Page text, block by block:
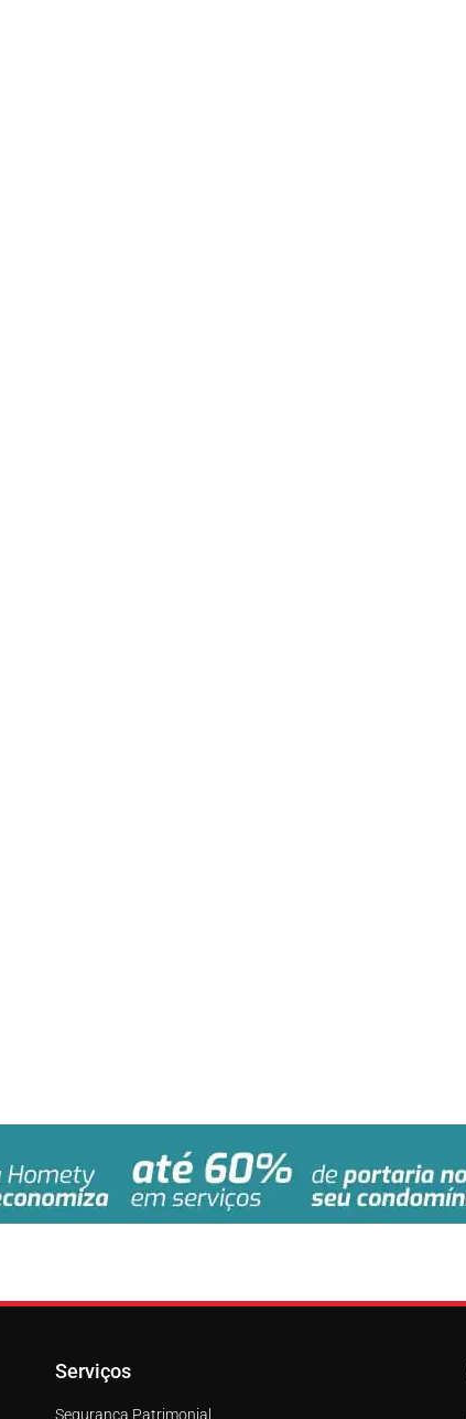
Serviços
Segurança Patrimonial